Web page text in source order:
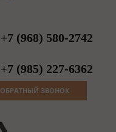
+7 (968) 580-2742
+7 (985) 227-6362
ОБРАТНЫЙ ЗВОНОК